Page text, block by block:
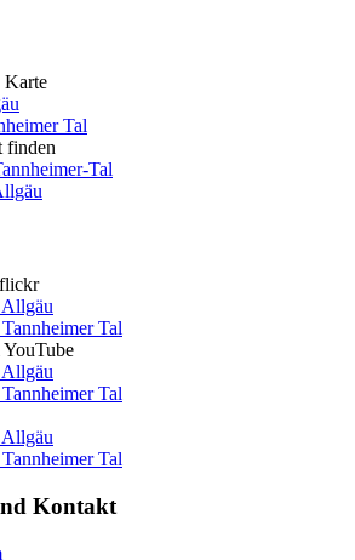
Karte
Tal
finden
Tal
Tal
Tal
Tal
Kontakt